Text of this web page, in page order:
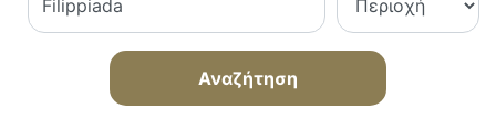
Αναζήτηση